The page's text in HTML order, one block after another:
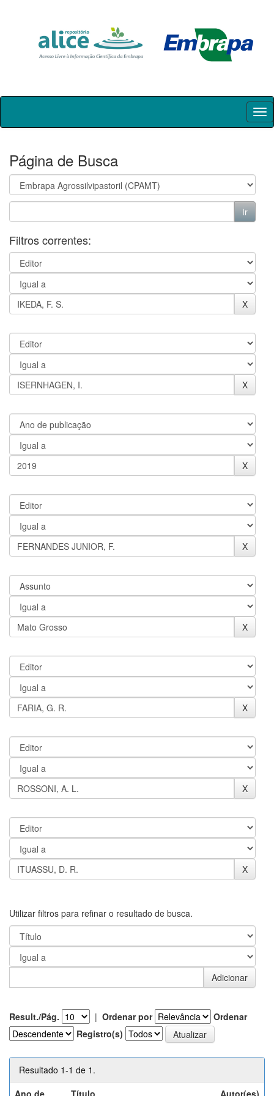
Skip
Página de Busca
Filtros correntes:
Utilizar filtros para refinar o resultado de busca.
Result./Pág. | Ordenar por
Ordenar
Registro(s)
Resultado 1-1 de 1.
Ano de
Título Autor(es)